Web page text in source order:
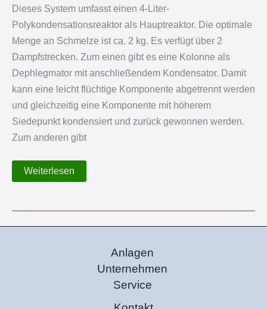
Dieses System umfasst einen 4-Liter-
Polykondensationsreaktor als Hauptreaktor. Die optimale
Menge an Schmelze ist ca. 2 kg. Es verfügt über 2
Dampfstrecken. Zum einen gibt es eine Kolonne als
Dephlegmator mit anschließendem Kondensator. Damit
kann eine leicht flüchtige Komponente abgetrennt werden
und gleichzeitig eine Komponente mit höherem
Siedepunkt kondensiert und zurück gewonnen werden.
Zum anderen gibt
4
l
Weiterlesen
Anlagen
Unternehmen
Service